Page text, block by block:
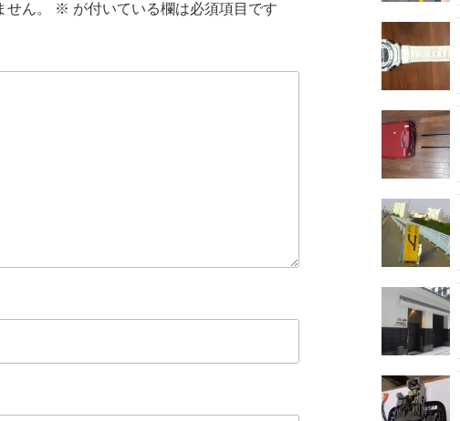
ん。 ※ が付いている欄は必須項目です